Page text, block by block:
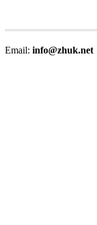
Email: info@zhuk.net